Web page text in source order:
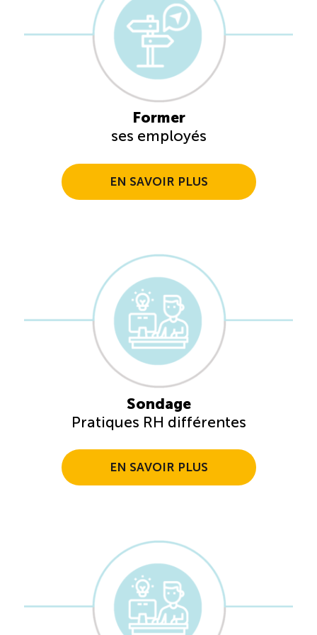
Former
ses employés
EN SAVOIR PLUS
Sondage
Pratiques RH différentes
EN SAVOIR PLUS